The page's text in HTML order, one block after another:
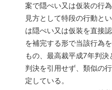
案で隠ぺい又は仮装の行
見方として特段の行動と
は隠ぺい又は仮装を直接
を補完する形で当該行為
もの、最高裁平成7年判
判決を引用せず、類似の
定している。